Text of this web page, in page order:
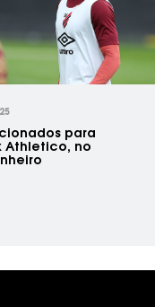
para
Athletico, no